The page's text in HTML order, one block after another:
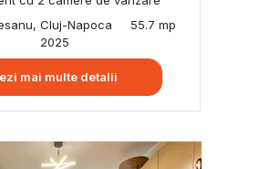
Cluj-Napoca
55.7 mp
2025
mai multe detalii